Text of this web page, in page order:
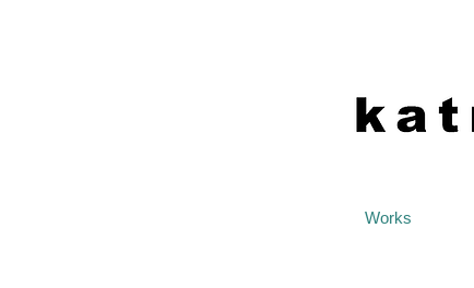
Works